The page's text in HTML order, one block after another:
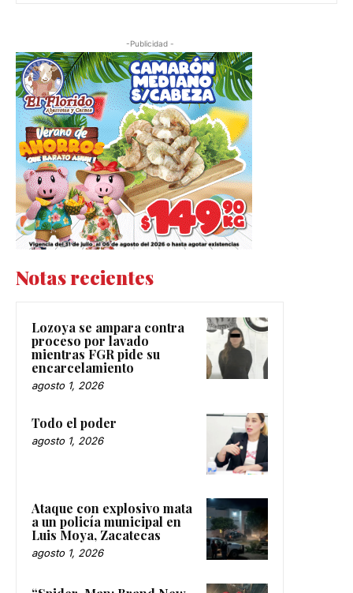
-Publicidad -
Notas recientes
Lozoya se ampara contra
proceso por lavado
mientras FGR pide su
encarcelamiento
agosto 1, 2026
Todo el poder
agosto 1, 2026
Ataque con explosivo mata
a un policía municipal en
Luis Moya, Zacatecas
agosto 1, 2026